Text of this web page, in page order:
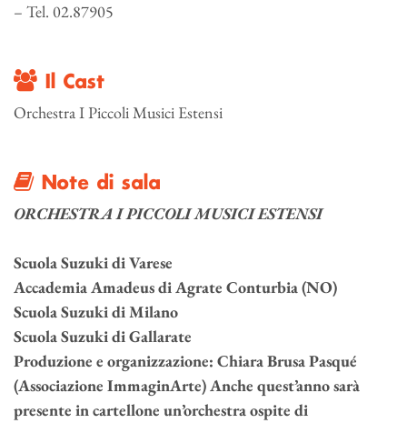
– Tel. 02.87905
Il Cast
Orchestra I Piccoli Musici Estensi
Note di sala
ORCHESTRA I PICCOLI MUSICI ESTENSI
Scuola Suzuki di Varese
Accademia Amadeus di Agrate Conturbia (NO)
Scuola Suzuki di Milano
Scuola Suzuki di Gallarate
Produzione e organizzazione: Chiara Brusa Pasqué
(Associazione ImmaginArte) Anche quest’anno sarà
presente in cartellone un’orchestra ospite di